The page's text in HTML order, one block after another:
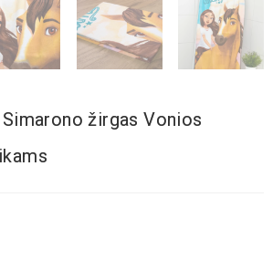
Simarono žirgas Vonios